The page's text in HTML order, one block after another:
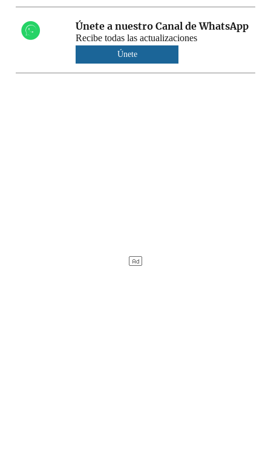
Únete a nuestro Canal de WhatsApp
Recibe todas las actualizaciones
Únete